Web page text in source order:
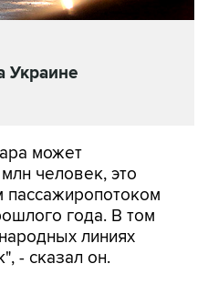
Украине
может
человек, это
пассажиропотоком
года. В том
линиях
- сказал он.